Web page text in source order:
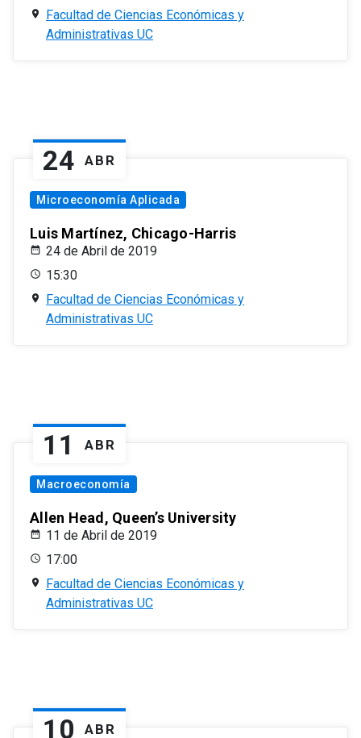
Facultad de Ciencias Económicas y
Administrativas UC
24 ABR
Microeconomía Aplicada
Luis Martínez, Chicago-Harris
24 de Abril de 2019
15:30
Facultad de Ciencias Económicas y
Administrativas UC
11 ABR
Macroeconomía
Allen Head, Queen’s University
11 de Abril de 2019
17:00
Facultad de Ciencias Económicas y
Administrativas UC
10 ABR